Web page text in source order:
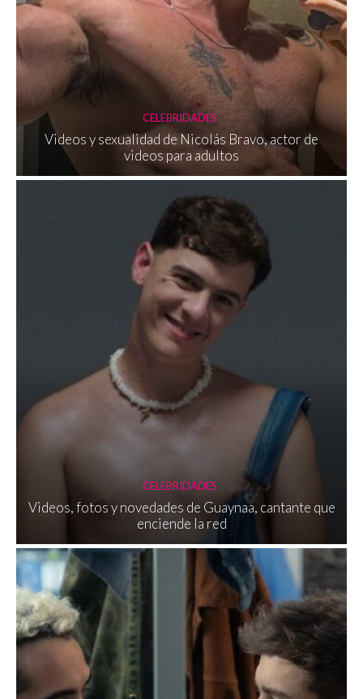
CELEBRIDADES
Videos y sexualidad de Nicolás Bravo, actor de
videos para adultos
CELEBRIDADES
Videos, fotos y novedades de Guaynaa, cantante que
enciende la red